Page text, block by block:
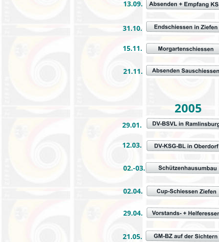
2005
31.10.
15.11.
21.11.
13.09.
29.01.
12.03.
02.04.
29.04.
02.-03.
21.05.